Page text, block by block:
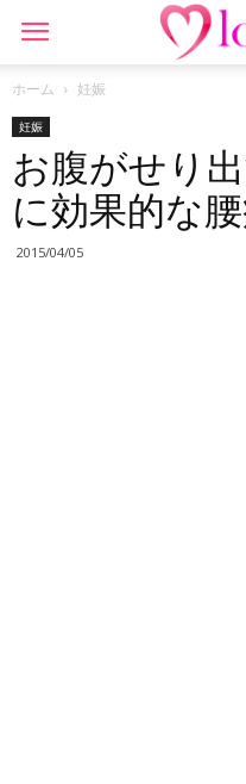
ホーム 妊娠
妊娠
お腹がせり
に効果的な
2015/04/05